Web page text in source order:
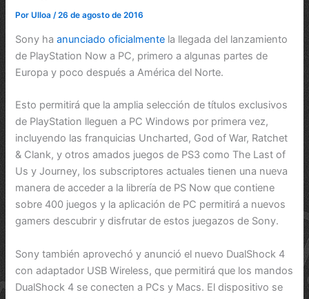
PorUlloa /26 de agosto de 2016
Sony haanunciado oficialmente la llegada del lanzamiento
de PlayStation Now a PC, primero a algunas partes de
Europa y poco después a América del Norte.
Esto permitirá que la amplia selección de títulos exclusivos
de PlayStation lleguen a PC Windows por primera vez,
incluyendo las franquicias Uncharted, God of War, Ratchet
& Clank, y otros amados juegos de PS3 como The Last of
Us y Journey, los subscriptores actuales tienen una nueva
manera de acceder a la librería de PS Now que contiene
sobre 400 juegos y la aplicación de PC permitirá a nuevos
gamers descubrir y disfrutar de estos juegazos de Sony.
Sony también aprovechó y anunció el nuevo DualShock 4
con adaptador USB Wireless, que permitirá que los mandos
DualShock 4 se conecten a PCs y Macs. El dispositivo se